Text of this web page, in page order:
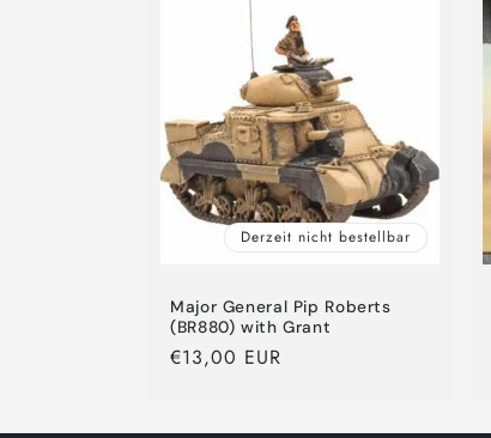
Derzeit nicht bestellbar
Major General Pip Roberts
(BR880) with Grant
Normaler
€13,00 EUR